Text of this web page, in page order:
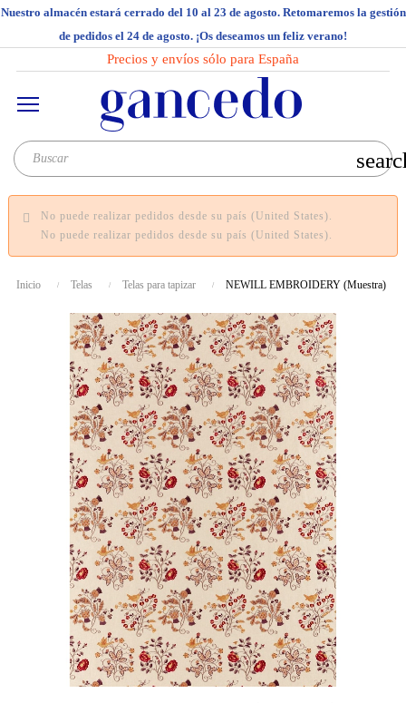
Nuestro almacén estará cerrado del 10 al 23 de agosto. Retomaremos la gestión
de pedidos el 24 de agosto. ¡Os deseamos un feliz verano!
Precios y envíos sólo para España
No puede realizar pedidos desde su país (United States).
No puede realizar pedidos desde su país (United States).
Inicio Telas Telas para tapizar NEWILL EMBROIDERY (Muestra)